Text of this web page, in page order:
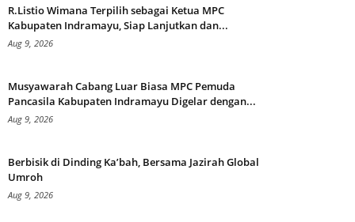
R.Listio Wimana Terpilih sebagai Ketua MPC
Kabupaten Indramayu, Siap Lanjutkan dan...
Aug 9, 2026
Musyawarah Cabang Luar Biasa MPC Pemuda
Pancasila Kabupaten Indramayu Digelar dengan...
Aug 9, 2026
Berbisik di Dinding Ka’bah, Bersama Jazirah Global
Umroh
Aug 9, 2026